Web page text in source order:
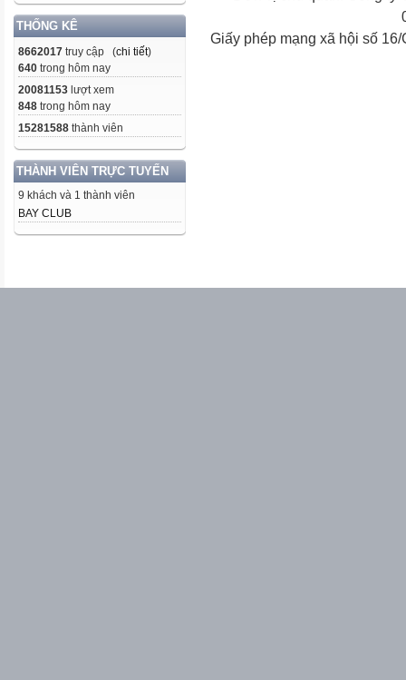
THỐNG KÊ
8662017 truy cập (chi tiết)
640 trong hôm nay
20081153 lượt xem
848 trong hôm nay
15281588 thành viên
THÀNH VIÊN TRỰC TUYẾN
9 khách và 1 thành viên
BAY CLUB
Giấy phép mạng xã hội số